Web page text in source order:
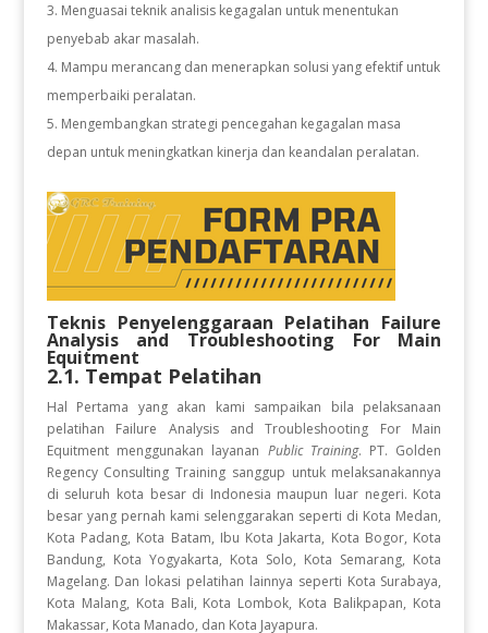
Menguasai teknik analisis kegagalan untuk menentukan
penyebab akar masalah.
Mampu merancang dan menerapkan solusi yang efektif untuk
memperbaiki peralatan.
Mengembangkan strategi pencegahan kegagalan masa
depan untuk meningkatkan kinerja dan keandalan peralatan.
Teknis Penyelenggaraan Pelatihan Failure
Analysis and Troubleshooting For Main
Equitment
2.1. Tempat Pelatihan
Hal Pertama yang akan kami sampaikan bila pelaksanaan
pelatihan Failure Analysis and Troubleshooting For Main
Equitmentmenggunakan layanan Public Training. PT. Golden
Regency Consulting Training sanggup untuk melaksanakannya
di seluruh kota besar di Indonesia maupun luar negeri. Kota
besar yang pernah kami selenggarakan seperti di Kota Medan,
Kota Padang, Kota Batam, Ibu Kota Jakarta, Kota Bogor, Kota
Bandung, Kota Yogyakarta, Kota Solo, Kota Semarang, Kota
Magelang. Dan lokasi pelatihan lainnya seperti Kota Surabaya,
Kota Malang, Kota Bali, Kota Lombok, Kota Balikpapan, Kota
Makassar, Kota Manado, dan Kota Jayapura.